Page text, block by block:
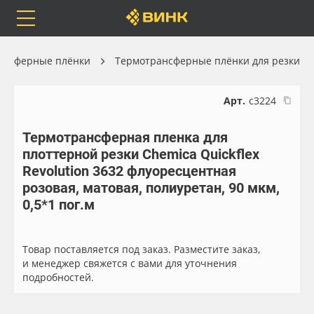
Каталог
Orafol
Бренды
Доставка
Оплата
Весь каталог
Рулонные материалы
Самоклеящиеся плёнки
Листовые материалы
Чернила
плёнки Термотрансферные плёнки для резки
Арт. с3224
Термотрансферная пленка для
плоттерной резки Chemica Quickflex
Revolution 3632 флуоресцентная
розовая, матовая, полиуретан, 90 мкм,
0,5*1 пог.м
Товар поставляется под заказ. Разместите заказ,
и менеджер свяжется с вами для уточнения
подробностей.